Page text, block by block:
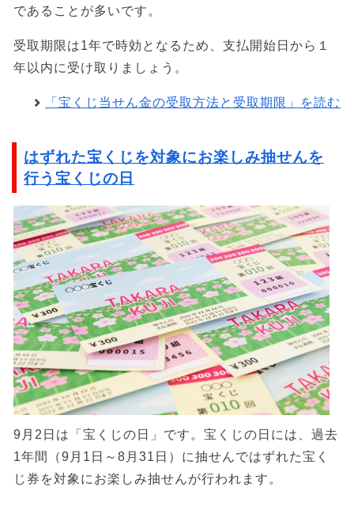
であることが多いです。
受取期限は1年で時効となるため、支払開始日から１
年以内に受け取りましょう。
「宝くじ当せん金の受取方法と受取期限」を読む
はずれた宝くじを対象にお楽しみ抽せんを
行う宝くじの日
9月2日は「宝くじの日」です。宝くじの日には、過去
1年間（9月1日～8月31日）に抽せんではずれた宝く
じ券を対象にお楽しみ抽せんが行われます。